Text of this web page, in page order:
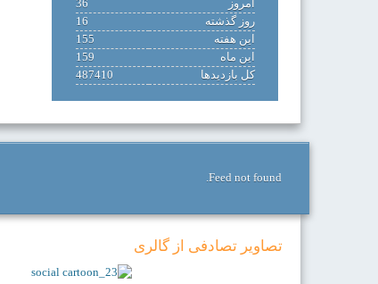
امروز
36
روز گذشته
16
این هفته
155
این ماه
159
کل بازدیدها
487410
Feed not found.
تصاویر تصادفی از گالری